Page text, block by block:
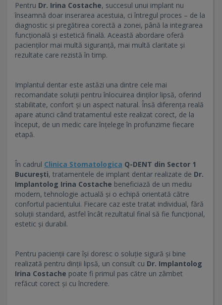
Pentru Dr. Irina Costache, succesul unui implant nu
înseamnă doar inserarea acestuia, ci întregul proces – de la
diagnostic și pregătirea corectă a zonei, până la integrarea
funcțională și estetică finală. Această abordare oferă
pacienților mai multă siguranță, mai multă claritate și
rezultate care rezistă în timp.
Implantul dentar este astăzi una dintre cele mai
recomandate soluții pentru înlocuirea dinților lipsă, oferind
stabilitate, confort și un aspect natural. Însă diferența reală
apare atunci când tratamentul este realizat corect, de la
început, de un medic care înțelege în profunzime fiecare
etapă.
În cadrul Clinica Stomatologica Q-DENT din Sector 1
București, tratamentele de implant dentar realizate de Dr.
Implantolog Irina Costache beneficiază de un mediu
modern, tehnologie actuală și o echipă orientată către
confortul pacientului. Fiecare caz este tratat individual, fără
soluții standard, astfel încât rezultatul final să fie funcțional,
estetic și durabil.
Pentru pacienții care își doresc o soluție sigură și bine
realizată pentru dinții lipsă, un consult cu Dr. Implantolog
Irina Costache poate fi primul pas către un zâmbet
refăcut corect și cu încredere.